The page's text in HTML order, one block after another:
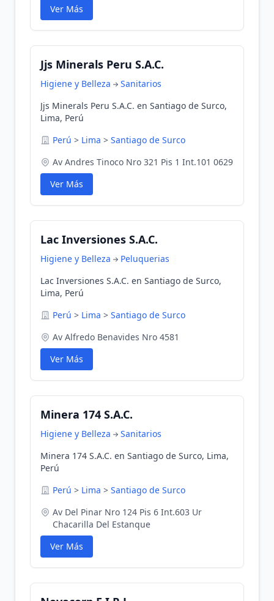
Ver Más
Jjs Minerals Peru S.A.C.
Higiene y Belleza
Sanitarios
Jjs Minerals Peru S.A.C. en Santiago de Surco,
Lima, Perú
Perú > Lima > Santiago de Surco
Av Andres Tinoco Nro 321 Pis 1 Int.101 0629
Ver Más
Lac Inversiones S.A.C.
Higiene y Belleza
Peluquerias
Lac Inversiones S.A.C. en Santiago de Surco,
Lima, Perú
Perú > Lima > Santiago de Surco
Av Alfredo Benavides Nro 4581
Ver Más
Minera 174 S.A.C.
Higiene y Belleza
Sanitarios
Minera 174 S.A.C. en Santiago de Surco, Lima,
Perú
Perú > Lima > Santiago de Surco
Av Del Pinar Nro 124 Pis 6 Int.603 Ur
Chacarilla Del Estanque
Ver Más